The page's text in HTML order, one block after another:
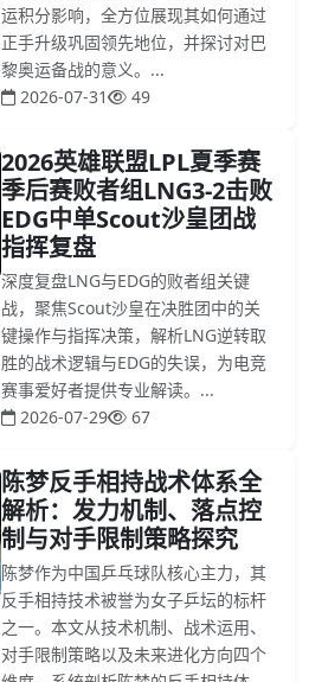
运积分影响，全方位展现其如何通过
正手升级巩固领先地位，并探讨对巴
黎奥运备战的意义。...
2026-07-31
49
2026英雄联盟LPL夏季赛
季后赛败者组LNG3-2击败
EDG中单Scout沙皇团战
指挥复盘
深度复盘LNG与EDG的败者组关键
战，聚焦Scout沙皇在决胜团中的关
键操作与指挥决策，解析LNG逆转取
胜的战术逻辑与EDG的失误，为电竞
赛事爱好者提供专业解读。...
2026-07-29
67
陈梦反手相持战术体系全
解析：发力机制、落点控
制与对手限制策略探究
陈梦作为中国乒乓球队核心主力，其
反手相持技术被誉为女子乒坛的标杆
之一。本文从技术机制、战术运用、
对手限制策略以及未来进化方向四个